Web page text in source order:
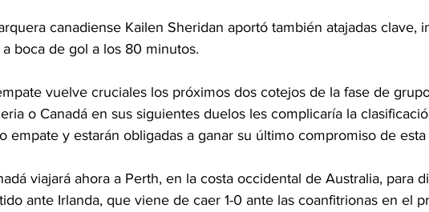
canadiense Kailen Sheridan aportó también atajadas clave,
boca de gol a los 80 minutos.
vuelve cruciales los próximos dos cotejos de la fase de
o Canadá en sus siguientes duelos les complicaría la
empate y estarán obligadas a ganar su último compromiso de esta
viajará ahora a Perth, en la costa occidental de Australia, para
ante Irlanda, que viene de caer 1-0 ante las coanfitrionas en el